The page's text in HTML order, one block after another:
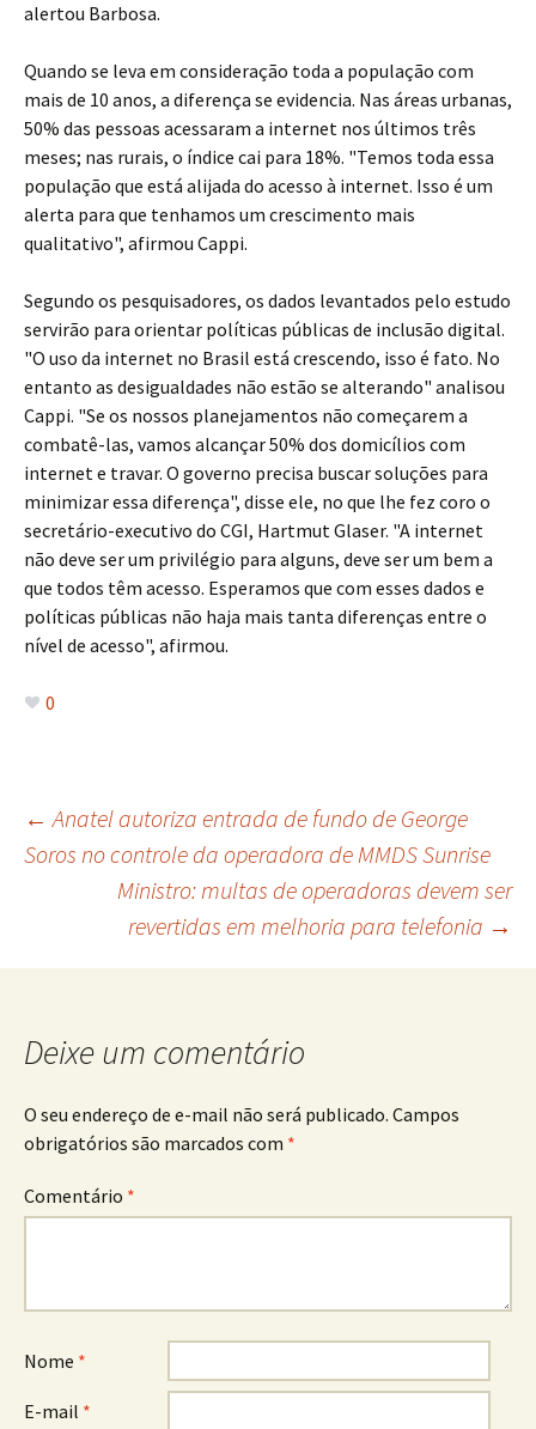
alertou Barbosa.
Quando se leva em consideração toda a população com
mais de 10 anos, a diferença se evidencia. Nas áreas urbanas,
50% das pessoas acessaram a internet nos últimos três
meses; nas rurais, o índice cai para 18%. "Temos toda essa
população que está alijada do acesso à internet. Isso é um
alerta para que tenhamos um crescimento mais
qualitativo", afirmou Cappi.
Segundo os pesquisadores, os dados levantados pelo estudo
servirão para orientar políticas públicas de inclusão digital.
"O uso da internet no Brasil está crescendo, isso é fato. No
entanto as desigualdades não estão se alterando" analisou
Cappi. "Se os nossos planejamentos não começarem a
combatê-las, vamos alcançar 50% dos domicílios com
internet e travar. O governo precisa buscar soluções para
minimizar essa diferença", disse ele, no que lhe fez coro o
secretário-executivo do CGI, Hartmut Glaser. "A internet
não deve ser um privilégio para alguns, deve ser um bem a
que todos têm acesso. Esperamos que com esses dados e
políticas públicas não haja mais tanta diferenças entre o
nível de acesso", afirmou.
0
Navegação
posts
← Anatel autoriza entrada de fundo de George
Soros no controle da operadora de MMDS Sunrise
Ministro: multas de operadoras devem ser
revertidas em melhoria para telefonia →
Deixe um comentário
O seu endereço de e-mail não será publicado. Campos
obrigatórios são marcados com *
Comentário *
Nome *
E-mail *